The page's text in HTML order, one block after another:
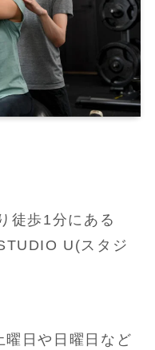
徒歩1分にある
U(スタジ
曜日や日曜日など